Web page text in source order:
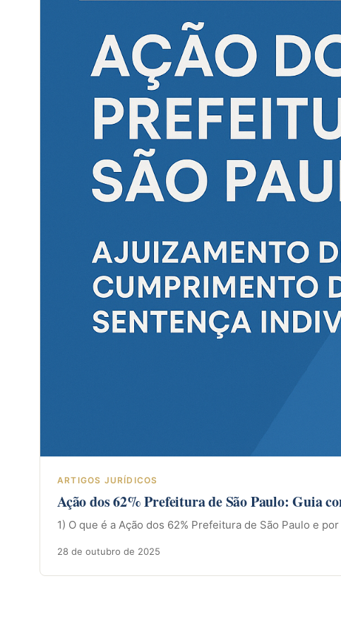
ARTIGOS JURÍDICOS
Ação dos 62% Prefeitura de São Paulo: Guia
1) O que é a Ação dos 62% Prefeitura de São Paulo e
28 de outubro de 2025